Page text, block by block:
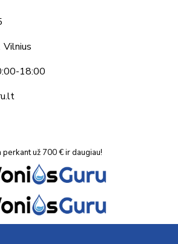
Vilnius
18:00
už 700 € ir daugiau!